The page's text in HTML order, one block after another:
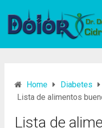
Home
Diabetes
Lista de alimentos
Lista de